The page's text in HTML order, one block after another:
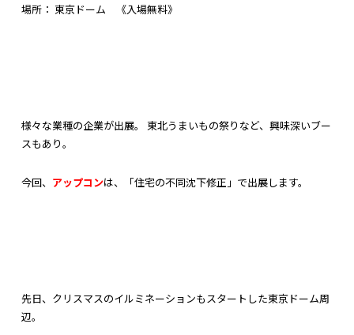
場所： 東京ドーム 《入場無料》
様々な業種の企業が出展。 東北うまいもの祭りなど、興味深いブー
スもあり。
今回、 アップコンは、「住宅の不同沈下修正」で出展します。
先日、クリスマスのイルミネーションもスタートした東京ドーム周
辺。